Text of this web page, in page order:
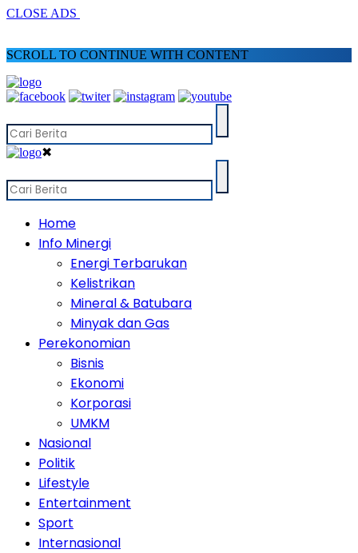
CLOSE ADS
SCROLL TO CONTINUE WITH CONTENT
✖
Home
Info Minergi
Energi Terbarukan
Kelistrikan
Mineral & Batubara
Minyak dan Gas
Perekonomian
Bisnis
Ekonomi
Korporasi
UMKM
Nasional
Politik
Lifestyle
Entertainment
Sport
Internasional